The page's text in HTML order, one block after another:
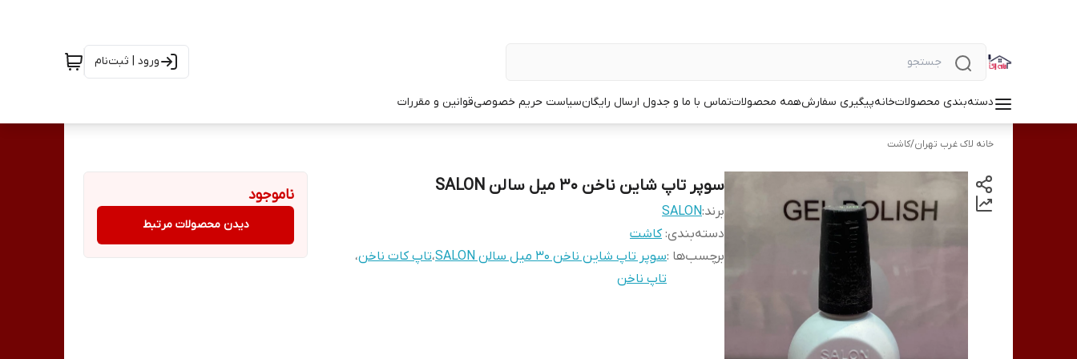
ورود | ثبت‌نام
دسته‌بندی محصولاتخانهپیگیری سفارشهمه محصولاتتماس با ما و جدول ارسال رایگانسیاست حریم خصوصیقوانین و مقررات
خانه لاک غرب تهران/کاشت
سوپر تاپ شاین ناخن 30 میل سالن SALON
برند:SALON
دسته‌بندی:کاشت
برچسب‌ها :سوپر تاپ شاین ناخن 30 میل سالن SALON ،تاپ کات ناخن،
تاپ ناخن
ناموجود
دیدن محصولات مرتبط